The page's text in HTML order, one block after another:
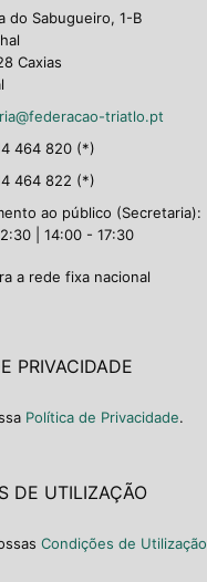
do Sabugueiro, 1-B
Caxias
triatlo.pt
464 820 (*)
464 822 (*)
ao público (Secretaria):
| 14:00 - 17:30
a rede fixa nacional
PRIVACIDADE
Política de Privacidade.
DE UTILIZAÇÃO
Condições de Utilização